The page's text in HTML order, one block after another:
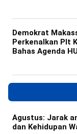
Demokrat
Perkenalkan Plt
Bahas Agenda
Agustus: Jarak
dan Kehidupan